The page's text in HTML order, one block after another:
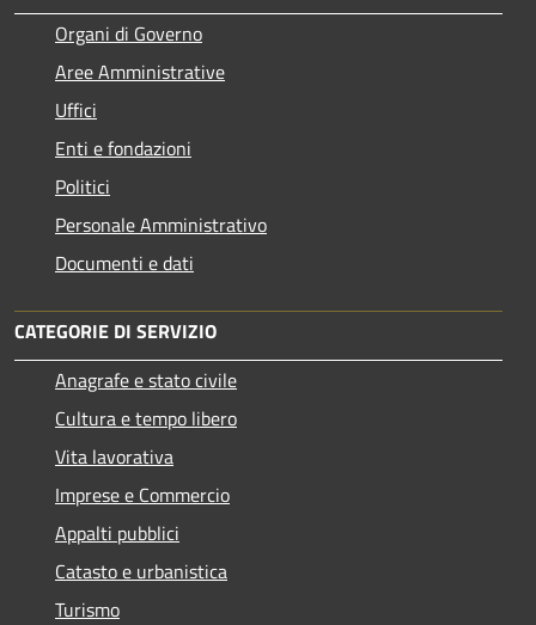
Organi di Governo
Aree Amministrative
Uffici
Enti e fondazioni
Politici
Personale Amministrativo
Documenti e dati
CATEGORIE DI SERVIZIO
Anagrafe e stato civile
Cultura e tempo libero
Vita lavorativa
Imprese e Commercio
Appalti pubblici
Catasto e urbanistica
Turismo